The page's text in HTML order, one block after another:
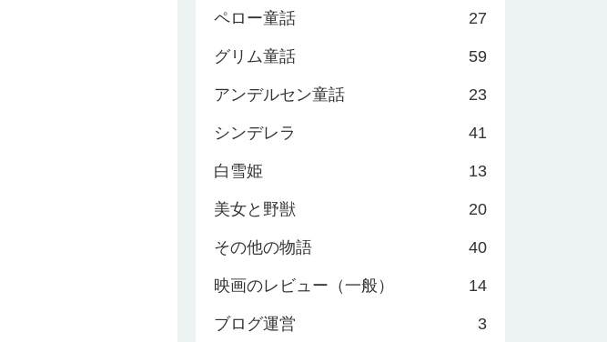
ペロー童話 27
グリム童話 59
アンデルセン童話 23
シンデレラ 41
白雪姫 13
美女と野獣 20
その他の物語 40
映画のレビュー（一般） 14
ブログ運営 3